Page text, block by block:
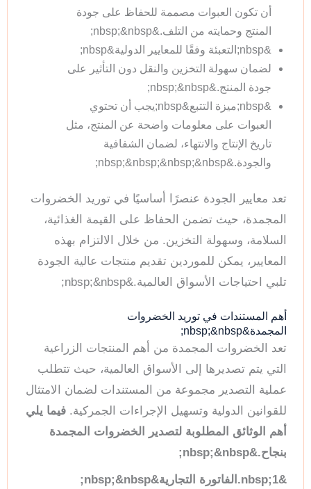
أن تكون العبوات مصممة للحفاظ على جودة
المنتج وحمايته من التلف.&nbsp;&nbsp;
&nbsp;التعبئة وفقًا للمعايير الدولية&nbsp;
لضمان سهولة التخزين والنقل دون التأثير على
جودة المنتج.&nbsp;&nbsp;
&nbsp;ميزة التتبع&nbsp;يجب أن تحتوي
العبوات على معلومات واضحة عن المنتج، مثل
تاريخ الإنتاج والانتهاء، لضمان الشفافية
والجودة.&nbsp;&nbsp;&nbsp;&nbsp;
تعد معايير الجودة عنصرًا أساسيًا في توريد الخضروات
المجمدة، حيث تضمن الحفاظ على القيمة الغذائية،
السلامة، وسهولة التخزين. من خلال الالتزام بهذه
المعايير، يمكن للموردين تقديم منتجات عالية الجودة
تلبي احتياجات الأسواق العالمية.&nbsp;&nbsp;
أهم المستندات في توريد الخضروات
المجمدة&nbsp;&nbsp;
تعد الخضروات المجمدة من أهم المنتجات الزراعية
التي يتم تصديرها إلى الأسواق العالمية، حيث تتطلب
عملية التصدير مجموعة من المستندات لضمان الامتثال
للقوانين الدولية وتسهيل الإجراءات الجمركية. فيما يلي
أهم الوثائق المطلوبة لتصدير الخضروات المجمدة
بنجاح.&nbsp;&nbsp;
&nbsp;1.الفاتورة التجارية&nbsp;&nbsp;